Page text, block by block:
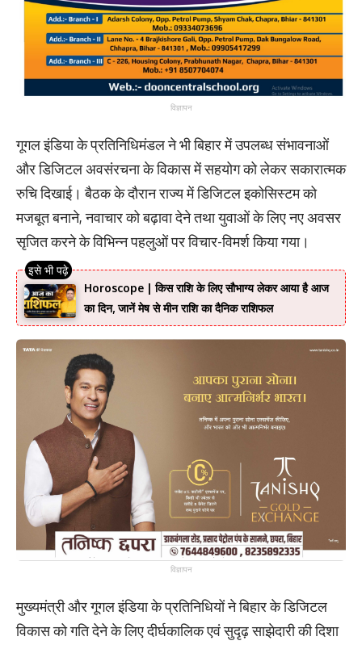
विज्ञापन
गूगल इंडिया के प्रतिनिधिमंडल ने भी बिहार में उपलब्ध संभावनाओं
और डिजिटल अवसंरचना के विकास में सहयोग को लेकर सकारात्मक
रुचि दिखाई। बैठक के दौरान राज्य में डिजिटल इकोसिस्टम को
मजबूत बनाने, नवाचार को बढ़ावा देने तथा युवाओं के लिए नए अवसर
सृजित करने के विभिन्न पहलुओं पर विचार-विमर्श किया गया।
Horoscope | किस राशि के लिए सौभाग्य लेकर आया है आज
का दिन, जानें मेष से मीन राशि का दैनिक राशिफल
विज्ञापन
मुख्यमंत्री और गूगल इंडिया के प्रतिनिधियों ने बिहार के डिजिटल
विकास को गति देने के लिए दीर्घकालिक एवं सुदृढ़ साझेदारी की दिशा